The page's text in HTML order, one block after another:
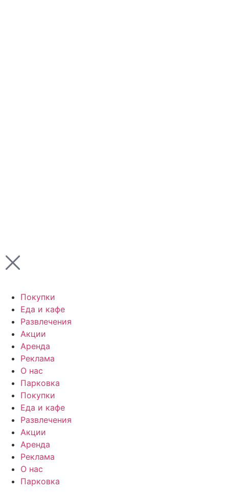
Покупки
Еда и кафе
Развлечения
Акции
Аренда
Реклама
О нас
Парковка
Покупки
Еда и кафе
Развлечения
Акции
Аренда
Реклама
О нас
Парковка